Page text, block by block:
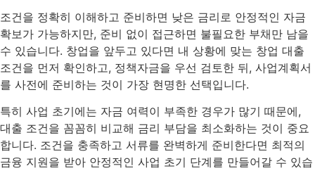
조건을 정확히 이해하고 준비하면 낮은 금리로 안정적인 자금
확보가 가능하지만, 준비 없이 접근하면 불필요한 부채만 남을
수 있습니다. 창업을 앞두고 있다면 내 상황에 맞는 창업 대출
조건을 먼저 확인하고, 정책자금을 우선 검토한 뒤, 사업계획서
를 사전에 준비하는 것이 가장 현명한 선택입니다.
특히 사업 초기에는 자금 여력이 부족한 경우가 많기 때문에,
대출 조건을 꼼꼼히 비교해 금리 부담을 최소화하는 것이 중요
합니다. 조건을 충족하고 서류를 완벽하게 준비한다면 최적의
금융 지원을 받아 안정적인 사업 초기 단계를 만들어갈 수 있습